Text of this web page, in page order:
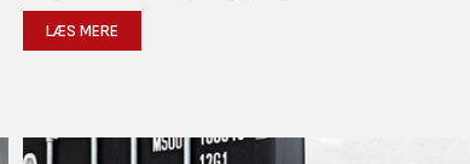
LÆS MERE